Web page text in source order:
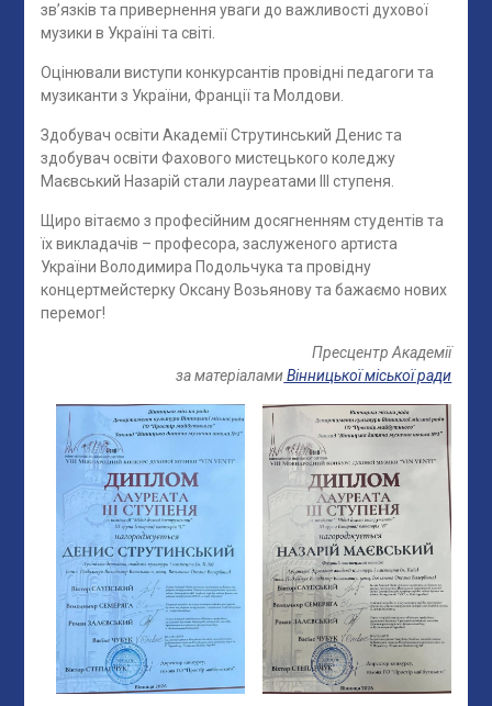
зв’язків та привернення уваги до важливості духової
музики в Україні та світі.
Оцінювали виступи конкурсантів провідні педагоги та
музиканти з України, Франції та Молдови.
Здобувач освіти Академії Струтинський Денис та
здобувач освіти Фахового мистецького коледжу
Маєвський Назарій стали лауреатами III ступеня.
Щиро вітаємо з професійним досягненням студентів та
їх викладачів – професора, заслуженого артиста
України Володимира Подольчука та провідну
концертмейстерку Оксану Возьянову та бажаємо нових
перемог!
Пресцентр Академії
за матеріаламиВінницької міської ради